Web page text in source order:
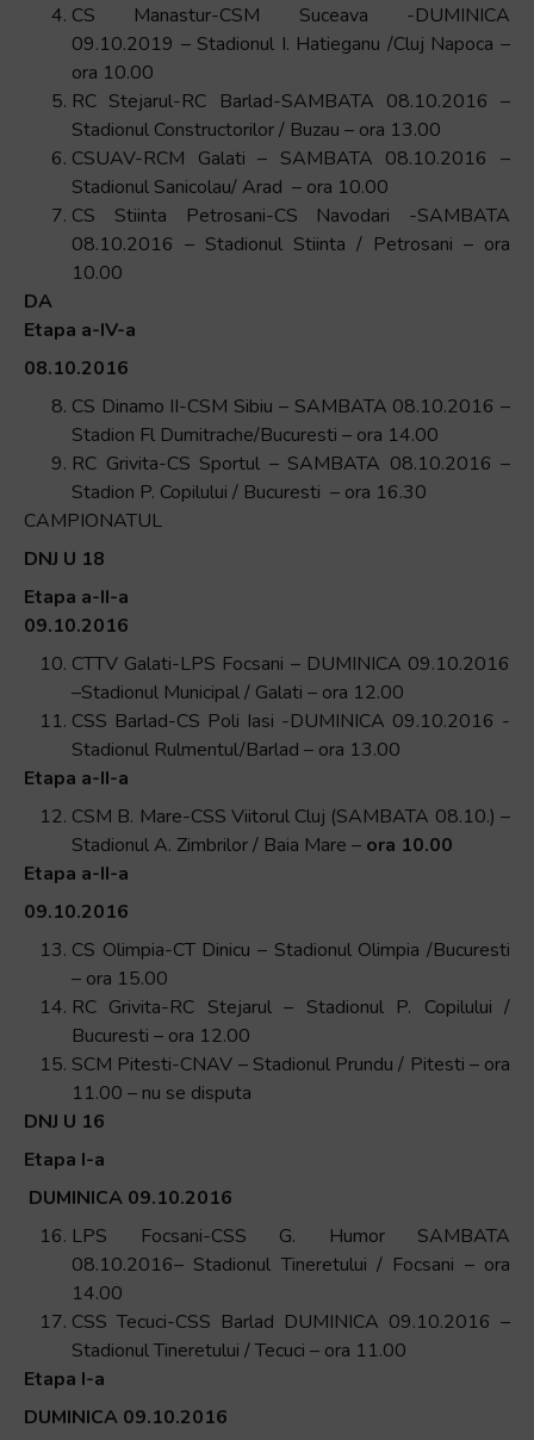
CS Manastur-CSM Suceava -DUMINICA
09.10.2019 – Stadionul I. Hatieganu /Cluj Napoca –
ora 10.00
RC Stejarul-RC Barlad-SAMBATA 08.10.2016 –
Stadionul Constructorilor / Buzau – ora 13.00
CSUAV-RCM Galati – SAMBATA 08.10.2016 –
Stadionul Sanicolau/ Arad – ora 10.00
CS Stiinta Petrosani-CS Navodari -SAMBATA
08.10.2016 – Stadionul Stiinta / Petrosani – ora
10.00
DA
Etapa a-IV-a
08.10.2016
CS Dinamo II-CSM Sibiu – SAMBATA 08.10.2016 –
Stadion Fl Dumitrache/Bucuresti – ora 14.00
RC Grivita-CS Sportul – SAMBATA 08.10.2016 –
Stadion P. Copilului / Bucuresti – ora 16.30
CAMPIONATUL
DNJ U 18
Etapa a-II-a
09.10.2016
CTTV Galati-LPS Focsani – DUMINICA 09.10.2016
–Stadionul Municipal / Galati – ora 12.00
CSS Barlad-CS Poli Iasi -DUMINICA 09.10.2016 -
Stadionul Rulmentul/Barlad – ora 13.00
Etapa a-II-a
CSM B. Mare-CSS Viitorul Cluj (SAMBATA 08.10.) –
Stadionul A. Zimbrilor / Baia Mare – ora 10.00
Etapa a-II-a
09.10.2016
CS Olimpia-CT Dinicu – Stadionul Olimpia /Bucuresti
– ora 15.00
RC Grivita-RC Stejarul – Stadionul P. Copilului /
Bucuresti – ora 12.00
SCM Pitesti-CNAV – Stadionul Prundu / Pitesti – ora
11.00 – nu se disputa
DNJ U 16
Etapa I-a
DUMINICA 09.10.2016
LPS Focsani-CSS G. Humor SAMBATA
08.10.2016– Stadionul Tineretului / Focsani – ora
14.00
CSS Tecuci-CSS Barlad DUMINICA 09.10.2016 –
Stadionul Tineretului / Tecuci – ora 11.00
Etapa I-a
DUMINICA 09.10.2016